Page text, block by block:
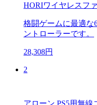
HORIワイヤレスフ
格闘ゲームに最適な
ントローラーです。
28,308円
2
アローン PS5用無線